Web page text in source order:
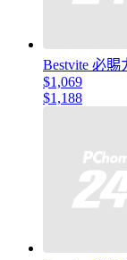
Bestvite 必
$1,069
$1,188